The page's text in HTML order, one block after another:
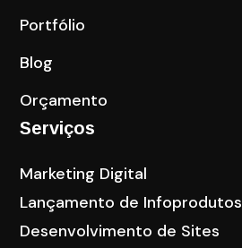
Portfólio
Blog
Orçamento
Serviços
Marketing Digital
Lançamento de Infoprodutos
Desenvolvimento de Sites